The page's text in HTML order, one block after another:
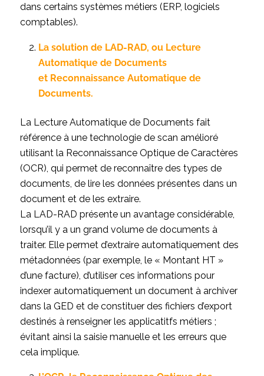
dans certains systèmes métiers (ERP, logiciels
comptables).
La solution de LAD-RAD, ou Lecture
Automatique de Documents
et Reconnaissance Automatique de
Documents.
La Lecture Automatique de Documents fait
référence à une technologie de scan amélioré
utilisant la Reconnaissance Optique de Caractères
(OCR), qui permet de reconnaître des types de
documents, de lire les données présentes dans un
document et de les extraire.
La LAD-RAD présente un avantage considérable,
lorsqu’il y a un grand volume de documents à
traiter. Elle permet d’extraire automatiquement des
métadonnées (par exemple, le « Montant HT »
d’une facture), d’utiliser ces informations pour
indexer automatiquement un document à archiver
dans la GED et de constituer des fichiers d’export
destinés à renseigner les applicatitfs métiers ;
évitant ainsi la saisie manuelle et les erreurs que
cela implique.